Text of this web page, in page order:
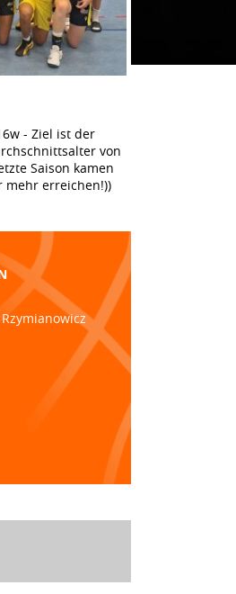
- Ziel ist der
von
Saison kamen
mehr erreichen!))